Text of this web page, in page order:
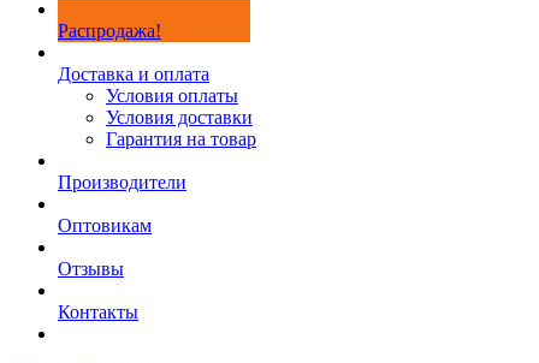
Распродажа!
Доставка и оплата
Условия оплаты
Условия доставки
Гарантия на товар
Производители
Оптовикам
Отзывы
Контакты